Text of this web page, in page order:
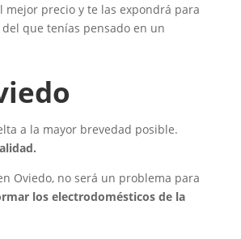
mejor precio y te las expondrá para
que tenías pensado en un
a la mayor brevedad posible.
Oviedo, no será un problema para
los electrodomésticos de la